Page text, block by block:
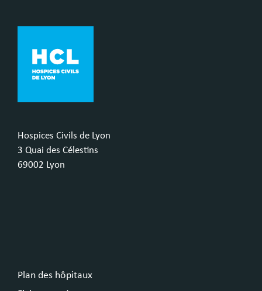
Hospices Civils de Lyon
3 Quai des Célestins
69002 Lyon
Plan des hôpitaux